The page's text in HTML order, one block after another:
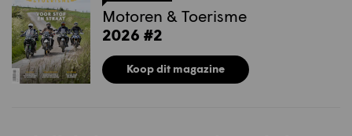
Motoren & Toerisme
2026 #2
Koop dit magazine